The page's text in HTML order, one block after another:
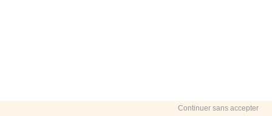
Continuer sans accepter